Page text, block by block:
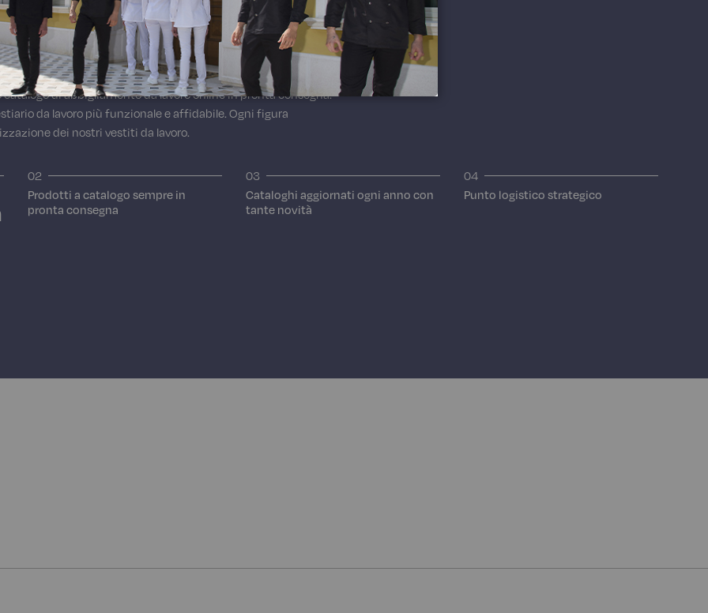
A VENDERE DI PIÙ
Conosciamo bene tutte le esigenze relative agli abiti
di abbigliamento da lavoro online in pronta consegna.
da lavoro più funzionale e affidabile. Ogni figura
dei nostri vestiti da lavoro.
02
Prodotti a catalogo sempre in
pronta consegna
03
Cataloghi aggiornati ogni anno con
tante novità
04
Punto logistico strategico